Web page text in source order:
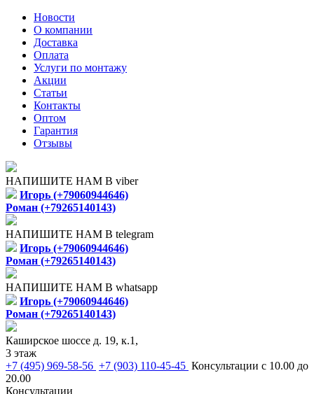
Новости
О компании
Доставка
Оплата
Услуги по монтажу
Акции
Статьи
Контакты
Оптом
Гарантия
Отзывы
НАПИШИТЕ НАМ В viber
Игорь (+79060944646)
Роман (+79265140143)
НАПИШИТЕ НАМ В telegram
Игорь (+79060944646)
Роман (+79265140143)
НАПИШИТЕ НАМ В whatsapp
Игорь (+79060944646)
Роман (+79265140143)
Каширское шоссе д. 19, к.1,
3 этаж
+7 (495) 969-58-56 +7 (903) 110-45-45 Консультации с 10.00 до
20.00
Консультации